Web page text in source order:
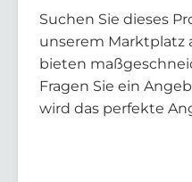
Suchen Sie dieses
unserem Marktplatz
bieten
Fragen Sie ein
wird das perfekte